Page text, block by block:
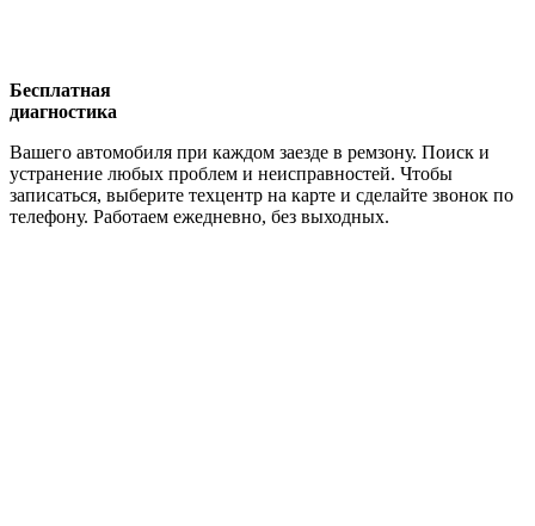
Бесплатная
диагностика
Вашего автомобиля при каждом заезде в ремзону. Поиск и
устранение любых проблем и неисправностей. Чтобы
записаться, выберите техцентр на карте и сделайте звонок по
телефону. Работаем ежедневно, без выходных.